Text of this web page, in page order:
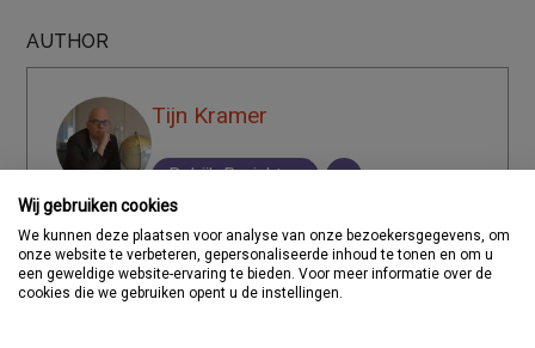
AUTHOR
Tijn Kramer
Bekijk Berichten
Deel dit artikel
Wij gebruiken cookies
We kunnen deze plaatsen voor analyse van onze bezoekersgegevens, om
onze website te verbeteren, gepersonaliseerde inhoud te tonen en om u
een geweldige website-ervaring te bieden. Voor meer informatie over de
cookies die we gebruiken opent u de instellingen.